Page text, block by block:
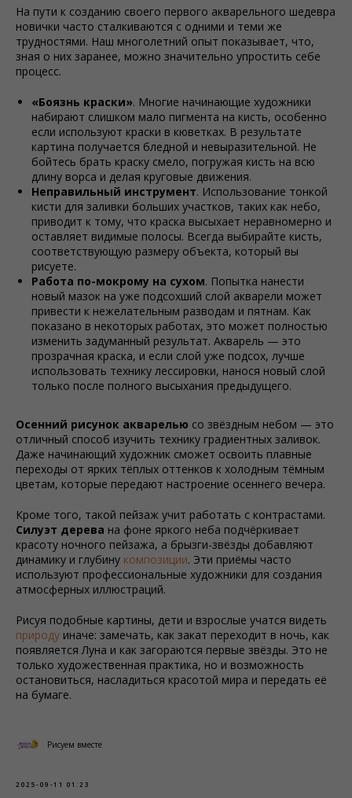
На пути к созданию своего первого акварельного шедевра
новички часто сталкиваются с одними и теми же
трудностями. Наш многолетний опыт показывает, что,
зная о них заранее, можно значительно упростить себе
процесс.
«Боязнь краски». Многие начинающие художники
набирают слишком мало пигмента на кисть, особенно
если используют краски в кюветках. В результате
картина получается бледной и невыразительной. Не
бойтесь брать краску смело, погружая кисть на всю
длину ворса и делая круговые движения.
Неправильный инструмент. Использование тонкой
кисти для заливки больших участков, таких как небо,
приводит к тому, что краска высыхает неравномерно и
оставляет видимые полосы. Всегда выбирайте кисть,
соответствующую размеру объекта, который вы
рисуете.
Работа по-мокрому на сухом. Попытка нанести
новый мазок на уже подсохший слой акварели может
привести к нежелательным разводам и пятнам. Как
показано в некоторых работах, это может полностью
изменить задуманный результат. Акварель — это
прозрачная краска, и если слой уже подсох, лучше
использовать технику лессировки, нанося новый слой
только после полного высыхания предыдущего.
Осенний рисунок акварелью со звёздным небом — это
отличный способ изучить технику градиентных заливок.
Даже начинающий художник сможет освоить плавные
переходы от ярких тёплых оттенков к холодным тёмным
цветам, которые передают настроение осеннего вечера.
Кроме того, такой пейзаж учит работать с контрастами.
Силуэт дерева на фоне яркого неба подчёркивает
красоту ночного пейзажа, а брызги-звёзды добавляют
динамику и глубину композиции. Эти приёмы часто
используют профессиональные художники для создания
атмосферных иллюстраций.
Рисуя подобные картины, дети и взрослые учатся видеть
природу иначе: замечать, как закат переходит в ночь, как
появляется Луна и как загораются первые звёзды. Это не
только художественная практика, но и возможность
остановиться, насладиться красотой мира и передать её
на бумаге.
Рисуем вместе
2025-09-11 01:23